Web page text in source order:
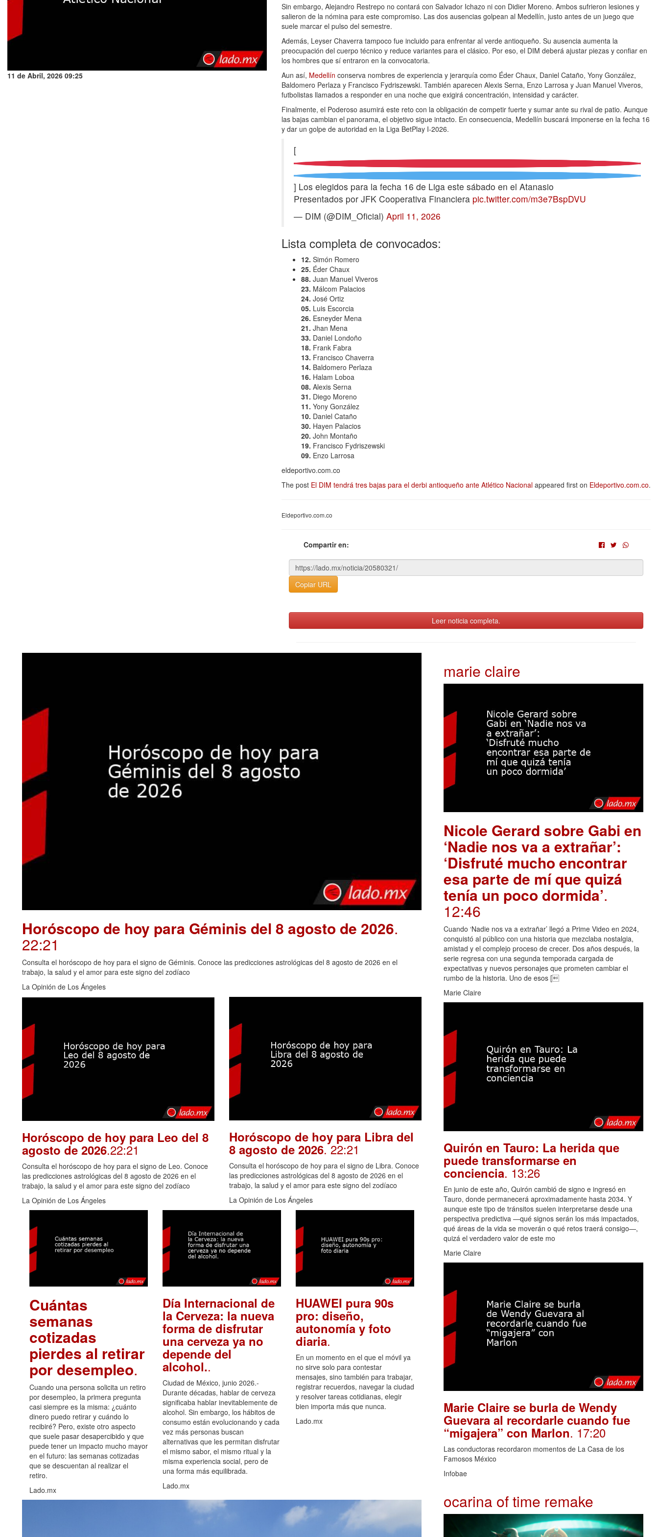
11 de Abril, 2026 09:25
Sin embargo, Alejandro Restrepo no contará con Salvador Ichazo ni con Didier Moreno. Ambos sufrieron lesiones y
salieron de la nómina para este compromiso. Las dos ausencias golpean al Medellín, justo antes de un juego que
suele marcar el pulso del semestre.
Además, Leyser Chaverra tampoco fue incluido para enfrentar al verde antioqueño. Su ausencia aumenta la
preocupación del cuerpo técnico y reduce variantes para el clásico. Por eso, el DIM deberá ajustar piezas y confiar en
los hombres que sí entraron en la convocatoria.
Aun así, Medellín conserva nombres de experiencia y jerarquía como Éder Chaux, Daniel Cataño, Yony González,
Baldomero Perlaza y Francisco Fydriszewski. También aparecen Alexis Serna, Enzo Larrosa y Juan Manuel Viveros,
futbolistas llamados a responder en una noche que exigirá concentración, intensidad y carácter.
Finalmente, el Poderoso asumirá este reto con la obligación de competir fuerte y sumar ante su rival de patio. Aunque
las bajas cambian el panorama, el objetivo sigue intacto. En consecuencia, Medellín buscará imponerse en la fecha 16
y dar un golpe de autoridad en la Liga BetPlay I-2026.
[
] Los elegidos para la fecha 16 de Liga este sábado en el Atanasio
Presentados por JFK Cooperativa Financiera pic.twitter.com/m3e7BspDVU
— DIM (@DIM_Oficial) April 11, 2026
Lista completa de convocados:
12. Simón Romero
25. Éder Chaux
88. Juan Manuel Viveros
23. Málcom Palacios
24. José Ortiz
05. Luis Escorcia
26. Esneyder Mena
21. Jhan Mena
33. Daniel Londoño
18. Frank Fabra
13. Francisco Chaverra
14. Baldomero Perlaza
16. Halam Loboa
08. Alexis Serna
31. Diego Moreno
11. Yony González
10. Daniel Cataño
30. Hayen Palacios
20. John Montaño
19. Francisco Fydriszewski
09. Enzo Larrosa
eldeportivo.com.co
The post El DIM tendrá tres bajas para el derbi antioqueño ante Atlético Nacional appeared first on Eldeportivo.com.co.
Eldeportivo.com.co
Compartir en:
Copiar URL
Leer noticia completa.
Horóscopo de hoy para Géminis del 8 agosto de 2026.
22:21
Consulta el horóscopo de hoy para el signo de Géminis. Conoce las predicciones astrológicas del 8 agosto de 2026 en el
trabajo, la salud y el amor para este signo del zodíaco
La Opinión de Los Ángeles
Horóscopo de hoy para Leo del 8
agosto de 2026.22:21
Consulta el horóscopo de hoy para el signo de Leo. Conoce
las predicciones astrológicas del 8 agosto de 2026 en el
trabajo, la salud y el amor para este signo del zodíaco
La Opinión de Los Ángeles
Horóscopo de hoy para Libra del
8 agosto de 2026. 22:21
Consulta el horóscopo de hoy para el signo de Libra. Conoce
las predicciones astrológicas del 8 agosto de 2026 en el
trabajo, la salud y el amor para este signo del zodíaco
La Opinión de Los Ángeles
Cuántas
semanas
cotizadas
pierdes al retirar
por desempleo.
Cuando una persona solicita un retiro
por desempleo, la primera pregunta
casi siempre es la misma: ¿cuánto
dinero puedo retirar y cuándo lo
recibiré? Pero, existe otro aspecto
que suele pasar desapercibido y que
puede tener un impacto mucho mayor
en el futuro: las semanas cotizadas
que se descuentan al realizar el
retiro.
Lado.mx
Día Internacional de
la Cerveza: la nueva
forma de disfrutar
una cerveza ya no
depende del
alcohol..
Ciudad de México, junio 2026.-
Durante décadas, hablar de cerveza
significaba hablar inevitablemente de
alcohol. Sin embargo, los hábitos de
consumo están evolucionando y cada
vez más personas buscan
alternativas que les permitan disfrutar
el mismo sabor, el mismo ritual y la
misma experiencia social, pero de
una forma más equilibrada.
Lado.mx
HUAWEI pura 90s
pro: diseño,
autonomía y foto
diaria.
En un momento en el que el móvil ya
no sirve solo para contestar
mensajes, sino también para trabajar,
registrar recuerdos, navegar la ciudad
y resolver tareas cotidianas, elegir
bien importa más que nunca.
Lado.mx
marie claire
Nicole Gerard sobre Gabi en
‘Nadie nos va a extrañar’:
‘Disfruté mucho encontrar
esa parte de mí que quizá
tenía un poco dormida’.
12:46
Cuando ‘Nadie nos va a extrañar’ llegó a Prime Video en 2024,
conquistó al público con una historia que mezclaba nostalgia,
amistad y el complejo proceso de crecer. Dos años después, la
serie regresa con una segunda temporada cargada de
expectativas y nuevos personajes que prometen cambiar el
rumbo de la historia. Uno de esos [
Marie Claire
Quirón en Tauro: La herida que
puede transformarse en
conciencia. 13:26
En junio de este año, Quirón cambió de signo e ingresó en
Tauro, donde permanecerá aproximadamente hasta 2034. Y
aunque este tipo de tránsitos suelen interpretarse desde una
perspectiva predictiva —qué signos serán los más impactados,
qué áreas de la vida se moverán o qué retos traerá consigo—,
quizá el verdadero valor de este mo
Marie Claire
Marie Claire se burla de Wendy
Guevara al recordarle cuando fue
“migajera” con Marlon. 17:20
Las conductoras recordaron momentos de La Casa de los
Famosos México
Infobae
ocarina of time remake